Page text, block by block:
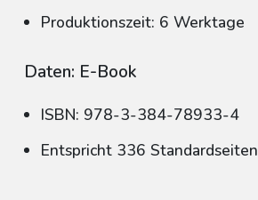
Produktionszeit: 6 Werktage
Daten: E-Book
ISBN: 978-3-384-78933-4
Entspricht 336 Standardseiten